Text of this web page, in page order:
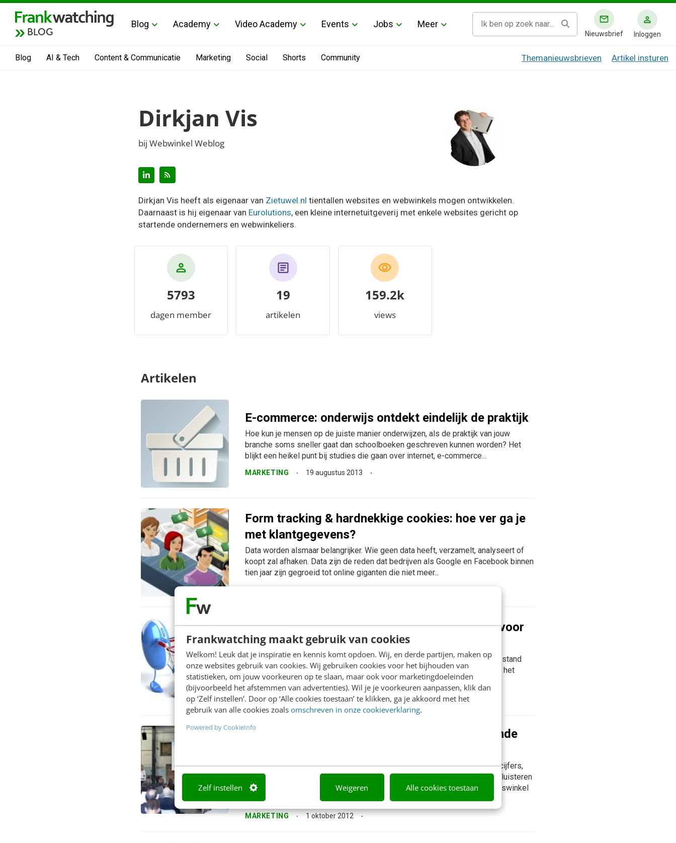
Frankwatching maakt gebruik van cookies
Welkom! Leuk dat je inspiratie en kennis komt opdoen. Wij, en derde partijen, maken op
onze websites gebruik van cookies. Wij gebruiken cookies voor het bijhouden van
statistieken, om jouw voorkeuren op te slaan, maar ook voor marketingdoeleinden
(bijvoorbeeld het afstemmen van advertenties). Wil je je voorkeuren aanpassen, klik dan
op ‘Zelf instellen’. Door op ‘Alle cookies toestaan’ te klikken, ga je akkoord met het
gebruik van alle cookies zoals omschreven in onze cookieverklaring.
Powered by CookieInfo
Zelf instellen Weigeren Alle cookies toestaan
BLOG
Blog Academy Video Academy Events Jobs Meer
Nieuwsbrief Inloggen
Blog AI & Tech Content & Communicatie Marketing Social Shorts Community Themanieuwsbrieven Artikel insturen
Dirkjan Vis
bij Webwinkel Weblog
Dirkjan Vis heeft als eigenaar van Zietuwel.nl tientallen websites en webwinkels mogen ontwikkelen.
Daarnaast is hij eigenaar van Eurolutions, een kleine internetuitgeverij met enkele websites gericht op
startende ondernemers en webwinkeliers.
5793
dagen member
19
artikelen
178.6k
views
Artikelen
E-commerce: onderwijs ontdekt eindelijk de praktijk
Hoe kun je mensen op de juiste manier onderwijzen, als de praktijk van jouw
branche soms sneller gaat dan schoolboeken geschreven kunnen worden? Het
blijkt een heikel punt bij studies die gaan over internet, e-commerce...
MARKETING 19 augustus 2013
Form tracking & hardnekkige cookies: hoe ver ga je
met klantgegevens?
Data worden alsmaar belangrijker. Wie geen data heeft, verzamelt, analyseert of
koopt zal afhaken. Data zijn de reden dat bedrijven als Google en Facebook binnen
tien jaar zijn gegroeid tot online giganten die niet meer...
De evolutie van online winkelen: 6 uitdagingen voor
retailers
Als we het hebben over e-commerce, praten we meestal over de huidige stand
van zaken, zoals we deze zelf zien, of over de toekomst. Maar hoe heeft het
internetgebruik van consumenten en het online shoppen...
MARKETING 19 december 2012
Thuiswinkel Update: over grote namen en rijzende
Afgelopen donderdag was het weer zover: een branche-event over groeicijfers,
nieuwe innovaties, presentaties van echte Nederlandse ondernemers, of luisteren
naar de successen van overgevlogen Amerikanen. Je raadt het al: de Thuiswinkel
Update, met de jaarlijkse...
MARKETING 1 oktober 2012